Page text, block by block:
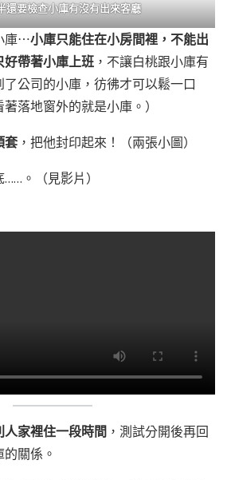
還要檢查小庫有沒有出來客廳
庫⋯小庫只能住在小房間裡，不能出
好帶著小庫上班 ，不讓白桃跟小庫有
公司的小庫，彷彿才可以鬆一口
落地窗外的就是小庫。）
套 ，把他封印起來！（兩張小圖）
。（見影片）
人家裡住一段時間 ，測試分開後再回
關係。